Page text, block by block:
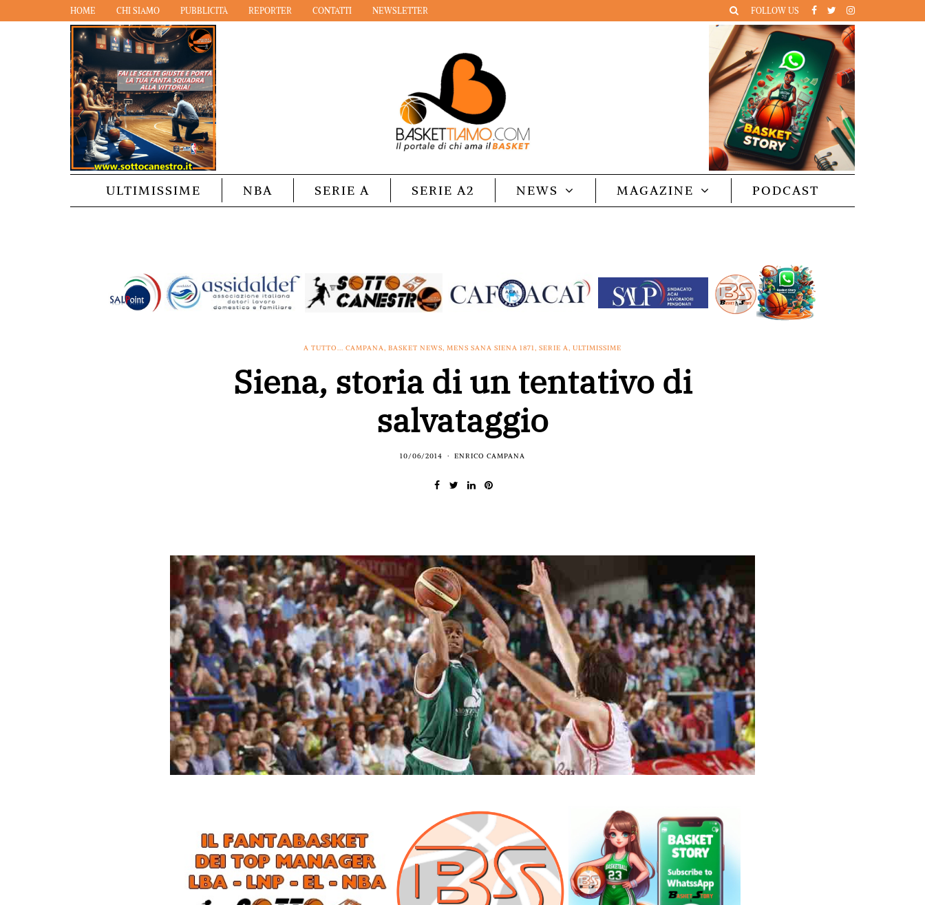
HOME CHI SIAMO PUBBLICITÀ REPORTER CONTATTI NEWSLETTER FOLLOW US
ULTIMISSIME NBA SERIE A SERIE A2 NEWS MAGAZINE PODCAST
A TUTTO... CAMPANA, BASKET NEWS, MENS SANA SIENA 1871, SERIE A, ULTIMISSIME
Siena, storia di un tentativo di
salvataggio
10/06/2014 ENRICO CAMPANA